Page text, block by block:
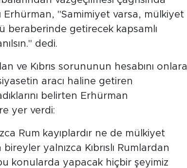
Erhürman, "Samimiyet varsa, mülkiyet
getirecek kapsamlı
dedi.
ve Kıbrıs sorununun hesabını onlara
aracı haline getiren
belirten Erhürman
yer verdi:
Rum kayıplardır ne de mülkiyet
yalnızca Kıbrıslı Rumlardan
konularda yapacak hiçbir şeyimiz